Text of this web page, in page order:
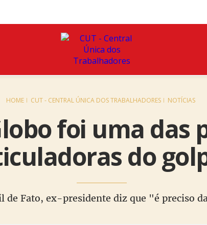
HOME CUT - CENTRAL ÚNICA DOS TRABALHADORES NOTÍCIAS
foi uma das
do
de Fato, ex-presidente diz que "é preciso